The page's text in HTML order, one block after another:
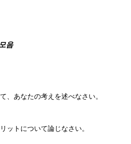
음
、あなたの考えを述べなさい。
ットについて論じなさい。